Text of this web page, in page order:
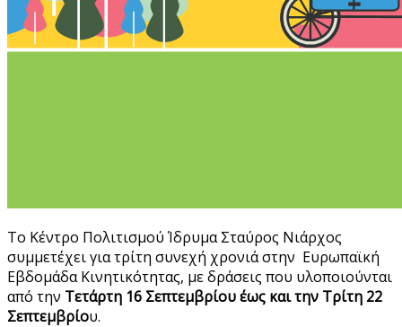
Το Κέντρο Πολιτισμού Ίδρυμα Σταύρος Νιάρχος
συμμετέχει για τρίτη συνεχή χρονιά στην Ευρωπαϊκή
Εβδομάδα Κινητικότητας, με δράσεις που υλοποιούνται
από την Τετάρτη 16 Σεπτεμβρίου έως και την Τρίτη 22
Σεπτεμβρίου.